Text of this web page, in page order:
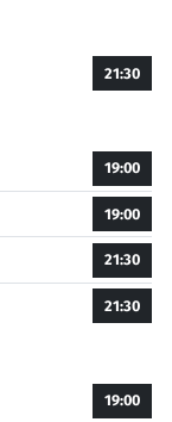
21:30
19:00
19:00
21:30
21:30
19:00